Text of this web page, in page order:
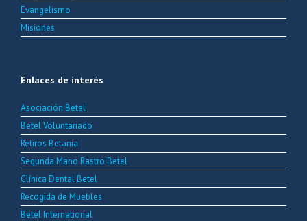
Evangelismo
Misiones
Enlaces de interés
Asociación Betel
Betel Voluntariado
Retiros Betania
Segunda Mano Rastro Betel
Clínica Dental Betel
Recogida de Muebles
Betel International